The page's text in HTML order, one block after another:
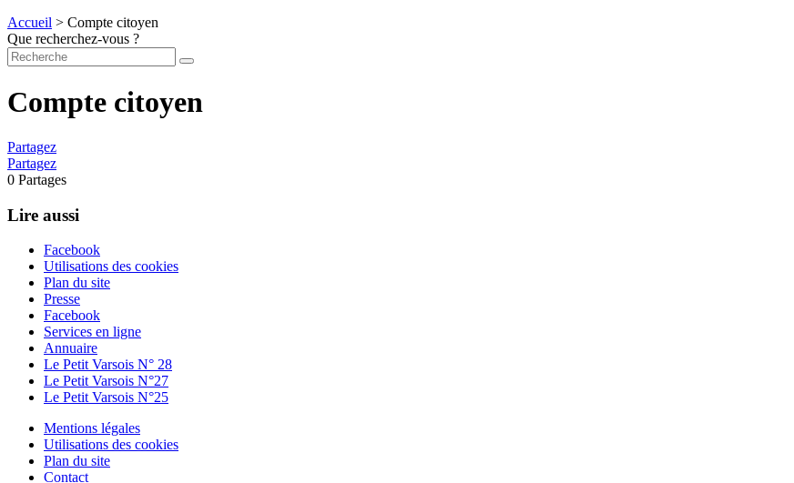
Accueil > Compte citoyen
Que recherchez-vous ?
Compte citoyen
Partagez
Partagez
0 Partages
Lire aussi
Facebook
Utilisations des cookies
Plan du site
Presse
Facebook
Services en ligne
Annuaire
Le Petit Varsois N° 28
Le Petit Varsois N°27
Le Petit Varsois N°25
Mentions légales
Utilisations des cookies
Plan du site
Contact